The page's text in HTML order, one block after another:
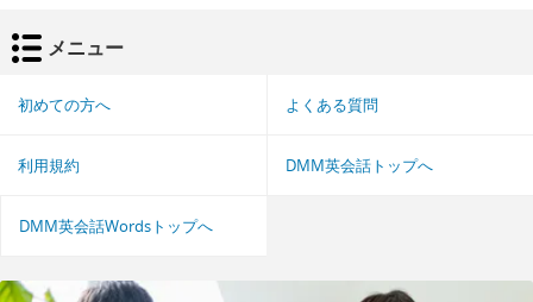
メニュー
初めての方へ よくある質問
利用規約 DMM英会話トップへ
DMM英会話Wordsトップへ